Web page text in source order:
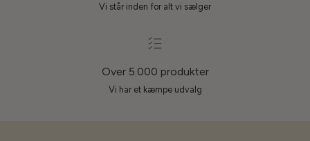
Vi står inden for alt vi sælger
Over 5.000 produkter
Vi har et kæmpe udvalg